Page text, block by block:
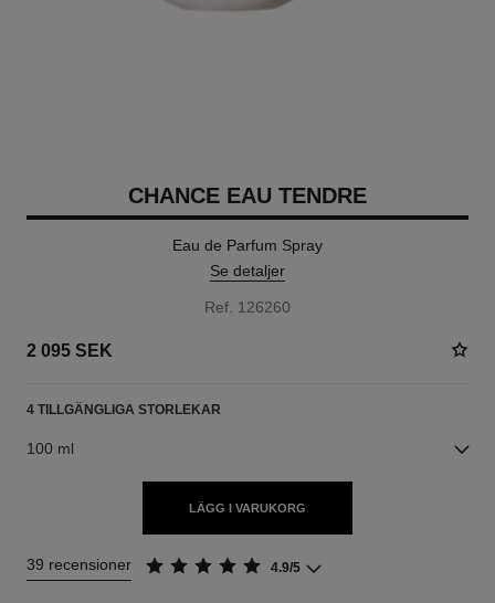
CHANCE EAU TENDRE
Eau de Parfum Spray
Se detaljer
Ref. 126260
2 095 SEK
4 TILLGÄNGLIGA STORLEKAR
100 ml
LÄGG I VARUKORG
39 recensioner 4.9/5